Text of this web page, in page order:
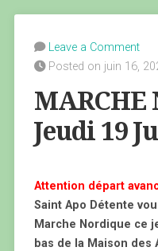
Leave a Comment
Posted on juin 16,
Jeudi 19
Attention départ
Saint Apo Détente
Marche Nordique ce
bas de la Maison des